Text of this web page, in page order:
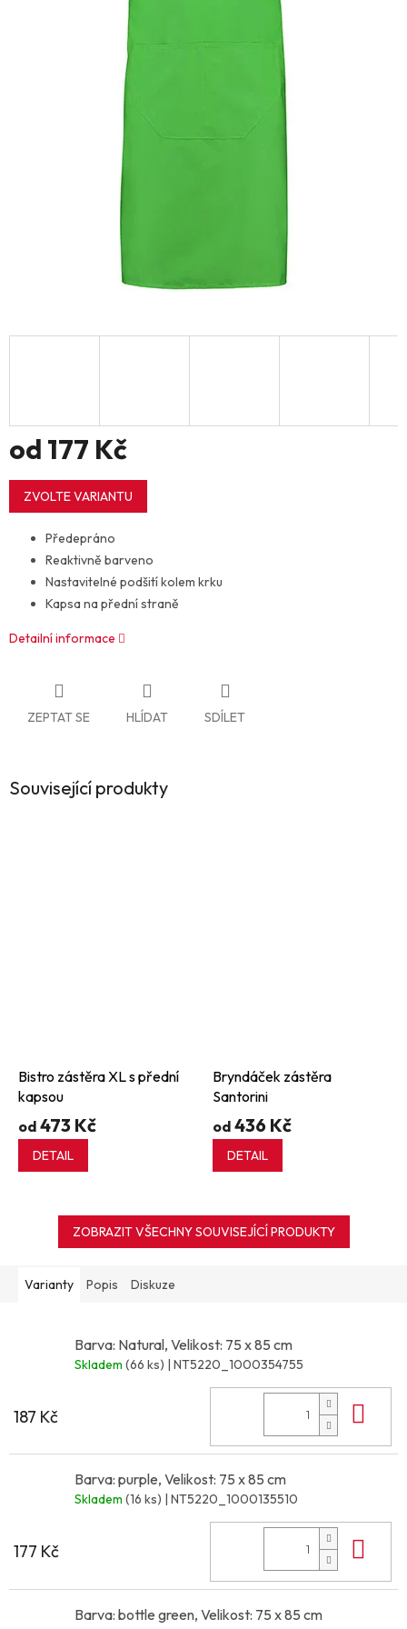
od 177 Kč
Měrná
cena:
ZVOLTE VARIANTU
Předepráno
Reaktivně barveno
Nastavitelné podšití kolem krku
Kapsa na přední straně
Detailní informace
ZEPTAT SE HLÍDAT SDÍLET
Související produkty
Bistro zástěra XL s přední
kapsou
od 473 Kč
DETAIL
Bryndáček zástěra
Santorini
od 436 Kč
DETAIL
ZOBRAZIT VŠECHNY SOUVISEJÍCÍ PRODUKTY
Varianty Popis Diskuze
Barva: Natural, Velikost: 75 x 85 cm
Skladem (66 ks) | NT5220_1000354755
187 Kč
Barva: purple, Velikost: 75 x 85 cm
Skladem (16 ks) | NT5220_1000135510
177 Kč
Barva: bottle green, Velikost: 75 x 85 cm